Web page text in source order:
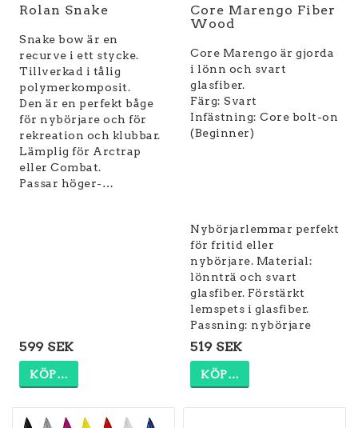
Rolan Snake
Snake bow är en
recurve i ett stycke.
Tillverkad i tålig
polymerkomposit.
Den är en perfekt båge
för nybörjare och för
rekreation och klubbar.
Lämplig för Arctrap
eller Combat.
Passar höger-…
599 SEK
KÖP…
Core Marengo Fiber
Wood
Core Marengo är gjorda
i lönn och svart
glasfiber.
Färg: Svart
Infästning: Core bolt-on
(Beginner)
Nybörjarlemmar perfekt
för fritid eller
nybörjare. Material:
lönnträ och svart
glasfiber. Förstärkt
lemspets i glasfiber.
Passning: nybörjare
519 SEK
KÖP…